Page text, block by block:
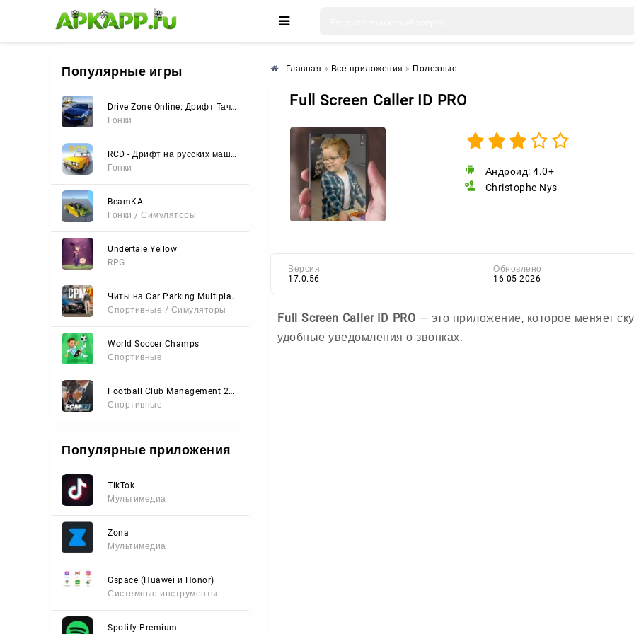
🌸 🌼 🌺
Популярные игры
Drive Zone Online: Дрифт Тачки
Гонки
RCD - Дрифт на русских машинах
Гонки
BeamKA
Гонки / Симуляторы
Undertale Yellow
RPG
Читы на Car Parking Multiplayer 2 (Все открыто, Мод-Меню)
Спортивные / Симуляторы
World Soccer Champs
Спортивные
Football Club Management 2023
Спортивные
Популярные приложения
TikTok
Мультимедиа
Zona
Мультимедиа
Gspace (Huawei и Honor)
Системные инструменты
Spotify Premium
Главная » Все приложения » Полезные
Full Screen Caller ID PRO
Андроид: 4.0+
Christophe Nys
Версия
17.0.56
Обновлено
16-05-2026
Full Screen Caller ID PRO — это приложение, которое меняет
удобные уведомления о звонках.